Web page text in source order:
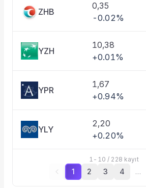
ZHB
0,35
-0.02%
YZH
10,38
+0.01%
YPR
1,67
+0.94%
YLY
2,20
+0.20%
1 - 10 / 228 kayıt
1 2 3 4 …